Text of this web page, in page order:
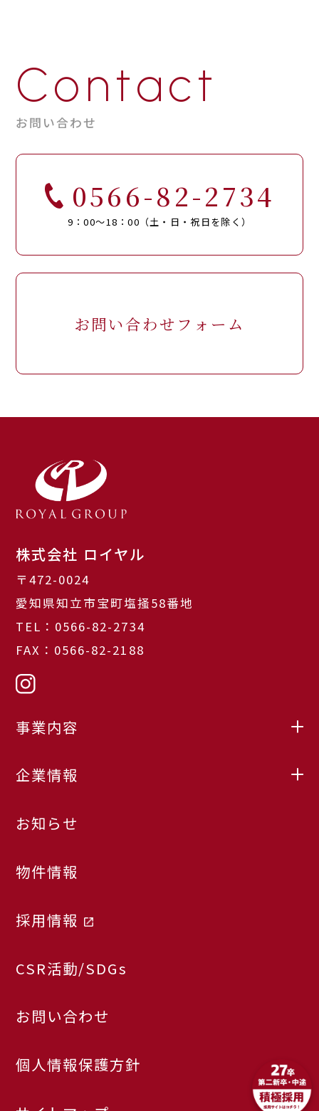
Contact
お問い合わせ
0566-82-2734
9：00～18：00（土・日・祝日を除く）
お問い合わせフォーム
株式会社 ロイヤル
〒472-0024
愛知県知立市宝町塩掻58番地
TEL：0566-82-2734
FAX：0566-82-2188
事業内容
企業情報
お知らせ
物件情報
採用情報
CSR活動/SDGs
お問い合わせ
個人情報保護方針